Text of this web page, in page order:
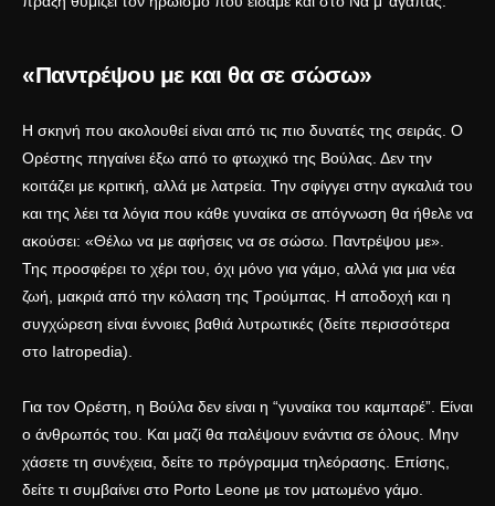
«Παντρέψου με και θα σε σώσω»
Η σκηνή που ακολουθεί είναι από τις πιο δυνατές της σειράς. Ο
Ορέστης πηγαίνει έξω από το φτωχικό της Βούλας. Δεν την
κοιτάζει με κριτική, αλλά με λατρεία. Την σφίγγει στην αγκαλιά του
και της λέει τα λόγια που κάθε γυναίκα σε απόγνωση θα ήθελε να
ακούσει: «Θέλω να με αφήσεις να σε σώσω. Παντρέψου με».
Της προσφέρει το χέρι του, όχι μόνο για γάμο, αλλά για μια νέα
ζωή, μακριά από την κόλαση της Τρούμπας. Η αποδοχή και η
συγχώρεση είναι έννοιες βαθιά λυτρωτικές (δείτε περισσότερα
στο Iatropedia).
Για τον Ορέστη, η Βούλα δεν είναι η “γυναίκα του καμπαρέ”. Είναι
ο άνθρωπός του. Και μαζί θα παλέψουν ενάντια σε όλους. Μην
χάσετε τη συνέχεια, δείτε το πρόγραμμα τηλεόρασης. Επίσης,
δείτε τι συμβαίνει στο Porto Leone με τον ματωμένο γάμο.